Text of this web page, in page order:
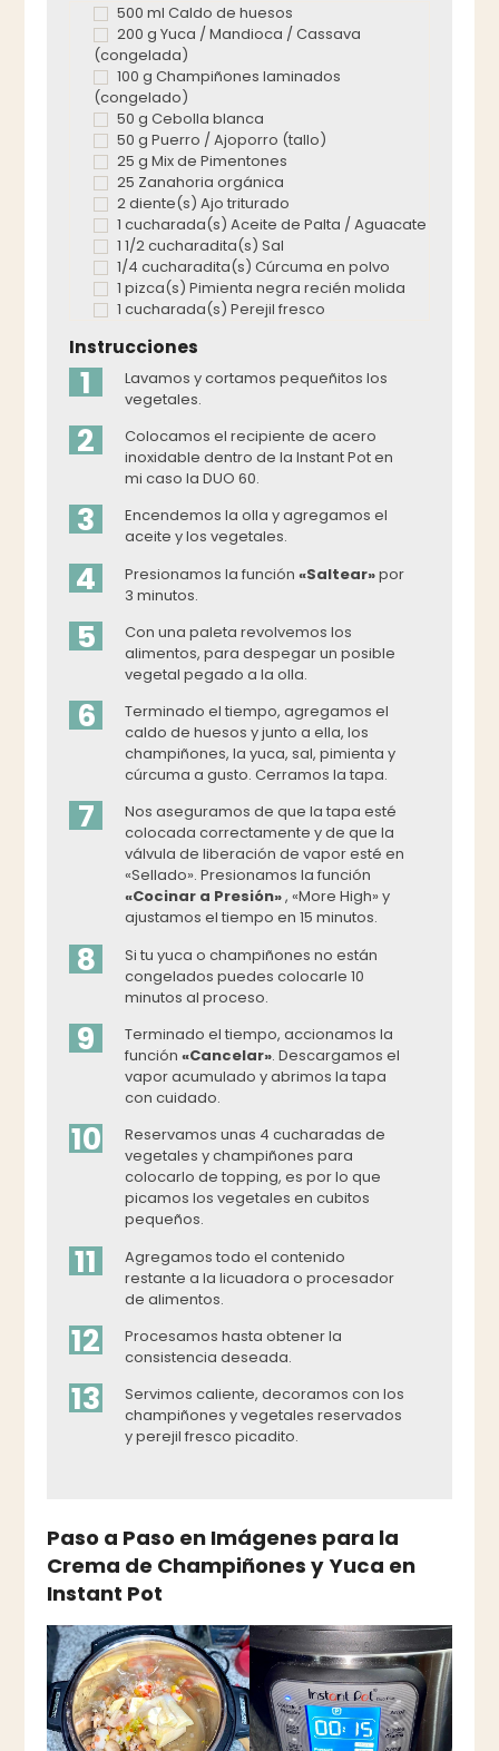
500 ml Caldo de huesos
200 g Yuca / Mandioca / Cassava
(congelada)
100 g Champiñones laminados
(congelado)
50 g Cebolla blanca
50 g Puerro / Ajoporro (tallo)
25 g Mix de Pimentones
25 Zanahoria orgánica
2 diente(s) Ajo triturado
1 cucharada(s) Aceite de Palta / Aguacate
1 1/2 cucharadita(s) Sal
1/4 cucharadita(s) Cúrcuma en polvo
1 pizca(s) Pimienta negra recién molida
1 cucharada(s) Perejil fresco
Instrucciones
1
Lavamos y cortamos pequeñitos los
vegetales.
2
Colocamos el recipiente de acero
inoxidable dentro de la Instant Pot en
mi caso la DUO 60.
3
Encendemos la olla y agregamos el
aceite y los vegetales.
4 Presionamos la función«Saltear»por
3 minutos.
5
Con una paleta revolvemos los
alimentos, para despegar un posible
vegetal pegado a la olla.
6
Terminado el tiempo, agregamos el
caldo de huesos y junto a ella, los
champiñones, la yuca, sal, pimienta y
cúrcuma a gusto. Cerramos la tapa.
7
Nos aseguramos de que la tapa esté
colocada correctamente y de que la
válvula de liberación de vapor esté en
«Sellado». Presionamos la función
«Cocinar a Presión», «More High» y
ajustamos el tiempo en 15 minutos.
8
Si tu yuca o champiñones no están
congelados puedes colocarle 10
minutos al proceso.
9
Terminado el tiempo, accionamos la
función«Cancelar». Descargamos el
vapor acumulado y abrimos la tapa
con cuidado.
10
Reservamos unas 4 cucharadas de
vegetales y champiñones para
colocarlo de topping, es por lo que
picamos los vegetales en cubitos
pequeños.
11
Agregamos todo el contenido
restante a la licuadora o procesador
de alimentos.
12
Procesamos hasta obtener la
consistencia deseada.
13
Servimos caliente, decoramos con los
champiñones y vegetales reservados
y perejil fresco picadito.
Paso a Paso en Imágenes para la
Crema de Champiñones y Yuca en
Instant Pot